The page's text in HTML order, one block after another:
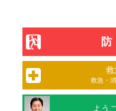
救
救急・
よう